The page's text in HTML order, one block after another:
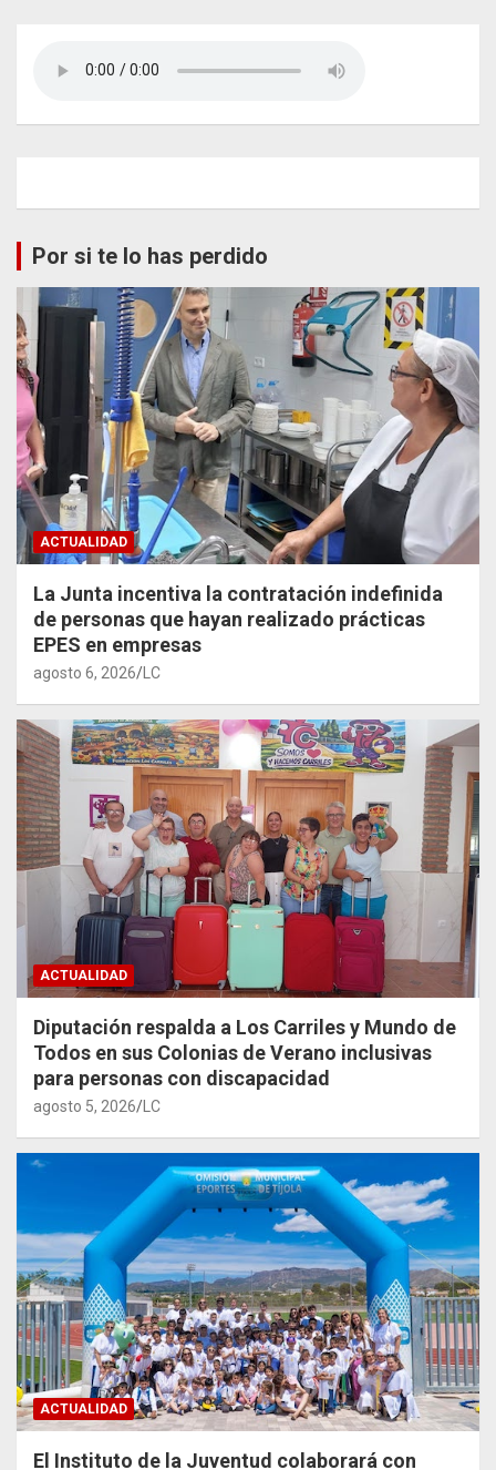
Por si te lo has perdido
ACTUALIDAD
La Junta incentiva la contratación indefinida
de personas que hayan realizado prácticas
EPES en empresas
agosto 6, 2026 LC
ACTUALIDAD
Diputación respalda a Los Carriles y Mundo de
Todos en sus Colonias de Verano inclusivas
para personas con discapacidad
agosto 5, 2026 LC
ACTUALIDAD
El Instituto de la Juventud colaborará con